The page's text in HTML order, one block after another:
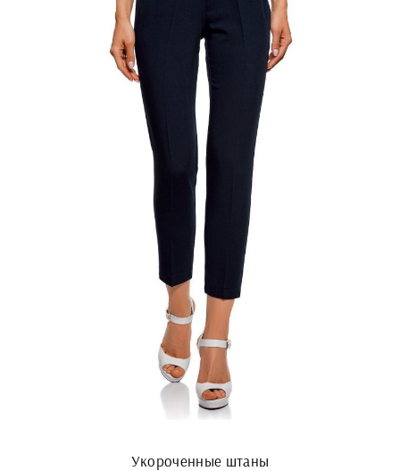
Укороченные штаны